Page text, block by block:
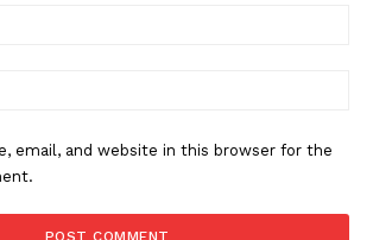
email, and website in this browser for the